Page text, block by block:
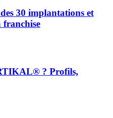
30 implantations et
franchise
? Profils,